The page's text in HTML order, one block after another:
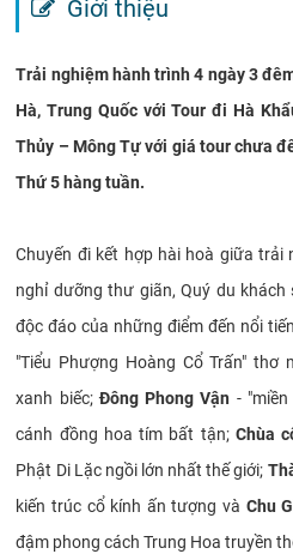
Giới thiệu
Trải nghiệm hành trình 4 ngày 3
Hà, Trung Quốc với Tour đi Hà
Thủy – Mông Tự với giá tour chưa
Thứ 5 hàng tuần.
Chuyến đi kết hợp hài hoà giữa trải
nghỉ dưỡng thư giãn, Quý du
độc đáo của những điểm đến nổi
"Tiểu Phượng Hoàng Cổ Trấn" thơ
xanh biếc;Đông Phong Vận -
cánh đồng hoa tím bất tận; Chùa
Phật Di Lặc ngồi lớn nhất thế giới;
kiến trúc cổ kính ấn tượng và Chu
đậm phong cách Trung Hoa truyền